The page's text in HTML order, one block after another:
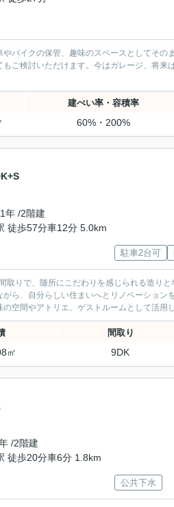
バイクの保管、趣味のスペースとしてその
ご検討いただけます。今はガレージ、将来
建ぺい率・容積率
60%・200%
年 /2階建
徒歩57分車12分 5.0km
駐車2台可
りで、随所にこだわりを感じられる造り
自分らしい住まいへとリノベーションを楽し
空間やアトリエ、ゲストルームとして活用
間取り
㎡ 9DK
/2階建
徒歩20分車6分 1.8km
公共下水